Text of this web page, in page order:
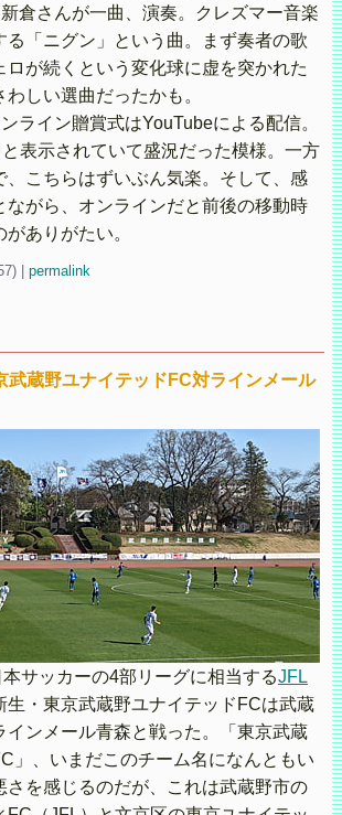
倉さんが一曲、演奏。クレズマー音楽
る「ニグン」という曲。まず奏者の歌
ロが続くという変化球に虚を突かれた
しい選曲だったかも。
ライン贈賞式はYouTubeによる配信。
表示されていて盛況だった模様。一方
、こちらはずいぶん気楽。そして、感
ながら、オンラインだと前後の移動時
ありがたい。
permalink
武蔵野ユナイテッドFC対ラインメール
サッカーの4部リーグに相当するJFL
生・東京武蔵野ユナイテッドFCは武蔵
インメール青森と戦った。「東京武蔵
」、いまだこのチーム名になんともい
さを感じるのだが、これは武蔵野市の